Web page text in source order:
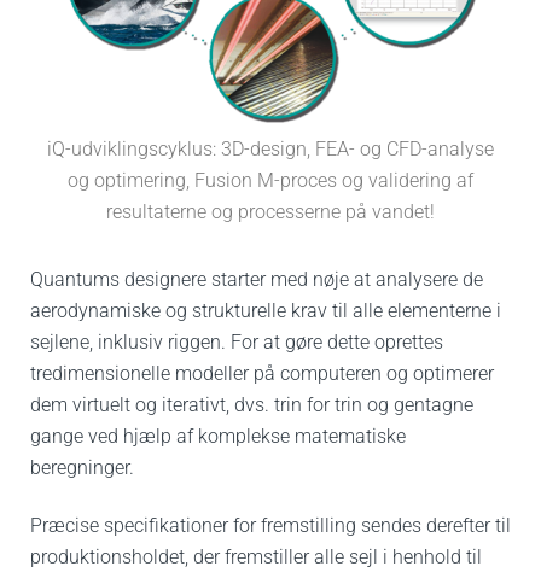
iQ-udviklingscyklus: 3D-design, FEA- og CFD-analyse
og optimering, Fusion M-proces og validering af
resultaterne og processerne på vandet!
Quantums designere starter med nøje at analysere de
aerodynamiske og strukturelle krav til alle elementerne i
sejlene, inklusiv riggen. For at gøre dette oprettes
tredimensionelle modeller på computeren og optimerer
dem virtuelt og iterativt, dvs. trin for trin og gentagne
gange ved hjælp af komplekse matematiske
beregninger.
Præcise specifikationer for fremstilling sendes derefter til
produktionsholdet, der fremstiller alle sejl i henhold til